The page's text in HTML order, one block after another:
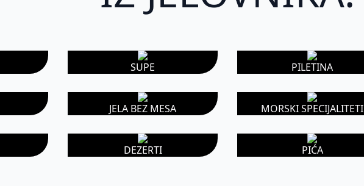
SUPE PILETINA
JELA BEZ MESA MORSKI SPECIJALITETI
DEZERTI PIĆA